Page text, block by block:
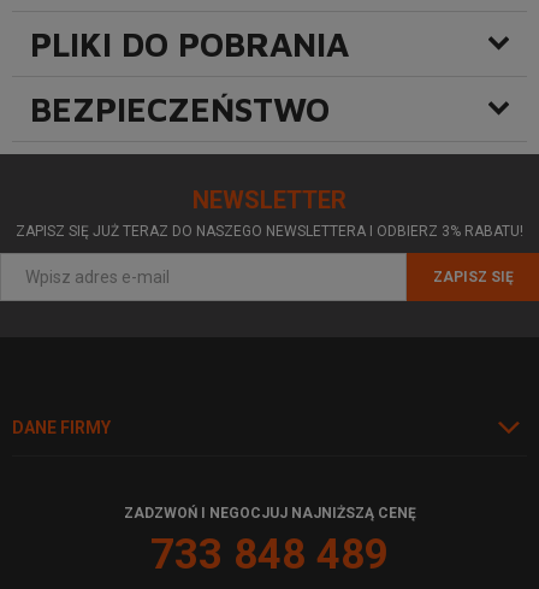
PLIKI DO POBRANIA
BEZPIECZEŃSTWO
NEWSLETTER
ZAPISZ SIĘ JUŻ TERAZ DO NASZEGO NEWSLETTERA I ODBIERZ 3% RABATU!
ZAPISZ SIĘ
DANE FIRMY
ZADZWOŃ I NEGOCJUJ NAJNIŻSZĄ CENĘ
733 848 489